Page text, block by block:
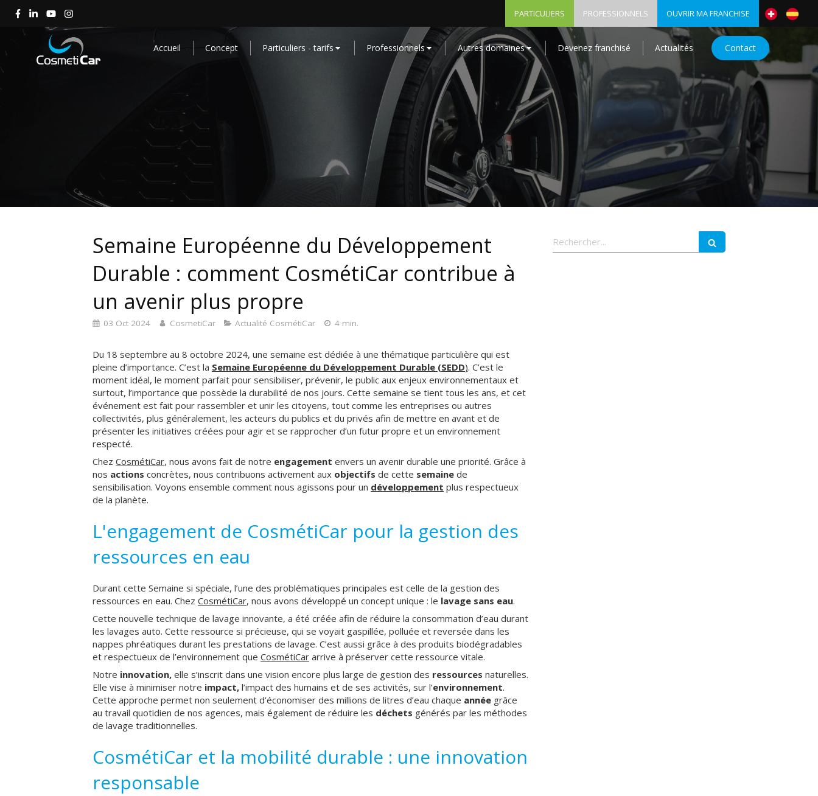
OUVRIR MA FRANCHISE
PROFESSIONNELS
PARTICULIERS
Accueil Concept Particuliers - tarifs Professionnels Autres domaines Devenez franchisé Actualités Contact
Semaine Européenne du Développement
Durable : comment CosmétiCar contribue à
un avenir plus propre
03 Oct 2024 CosmetiCar Actualité CosmétiCar 4 min.
Du 18 septembre au 8 octobre 2024, une semaine est dédiée à une thématique particulière qui est
pleine d’importance. C’est la Semaine Européenne du Développement Durable (SEDD). C’est le
moment idéal, le moment parfait pour sensibiliser, prévenir, le public aux enjeux environnementaux et
surtout, l’importance que possède la durabilité de nos jours. Cette semaine se tient tous les ans, et cet
événement est fait pour rassembler et unir les citoyens, tout comme les entreprises ou autres
collectivités, plus généralement, les acteurs du publics et du privés afin de mettre en avant et de
présenter les initiatives créées pour agir et se rapprocher d’un futur propre et un environnement
respecté.
Chez CosmétiCar, nous avons fait de notre engagement envers un avenir durable une priorité. Grâce à
nos actions concrètes, nous contribuons activement aux objectifs de cette semaine de
sensibilisation. Voyons ensemble comment nous agissons pour un développement plus respectueux
de la planète.
L'engagement de CosmétiCar pour la gestion des
ressources en eau
Durant cette Semaine si spéciale, l’une des problématiques principales est celle de la gestion des
ressources en eau. Chez CosmétiCar, nous avons développé un concept unique : le lavage sans eau.
Cette nouvelle technique de lavage innovante, a été créée afin de réduire la consommation d’eau durant
les lavages auto. Cette ressource si précieuse, qui se voyait gaspillée, polluée et reversée dans les
nappes phréatiques durant les prestations de lavage. C’est aussi grâce à des produits biodégradables
et respectueux de l’environnement que CosmétiCar arrive à préserver cette ressource vitale.
Notre innovation, elle s’inscrit dans une vision encore plus large de gestion des ressources naturelles.
Elle vise à minimiser notre impact, l’impact des humains et de ses activités, sur l’environnement.
Cette approche permet non seulement d’économiser des millions de litres d’eau chaque année grâce
au travail quotidien de nos agences, mais également de réduire les déchets générés par les méthodes
de lavage traditionnelles.
CosmétiCar et la mobilité durable : une innovation
responsable
Rechercher